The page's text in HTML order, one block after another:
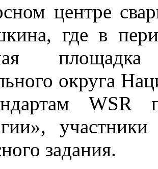
центре
где в
округа
WSR
задания.